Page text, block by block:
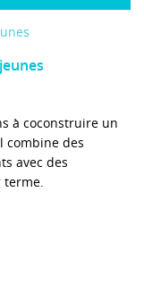
à coconstruire un
combine des
avec des
terme.